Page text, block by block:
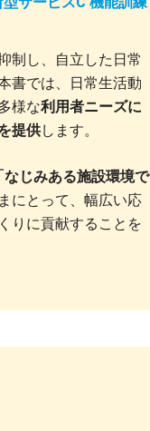
制し、自立した日常
書では、日常生活動
様な利用者ニーズに
提供します。
なじみある施設環境で
にとって、幅広い応
りに貢献することを